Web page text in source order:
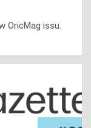
OricMag issu.